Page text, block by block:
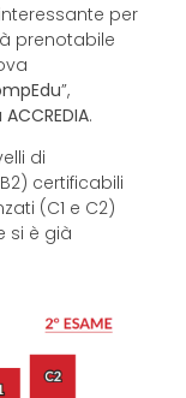
per
prenotabile
”,
.
di
certificabili
(C1 e C2)
si è già